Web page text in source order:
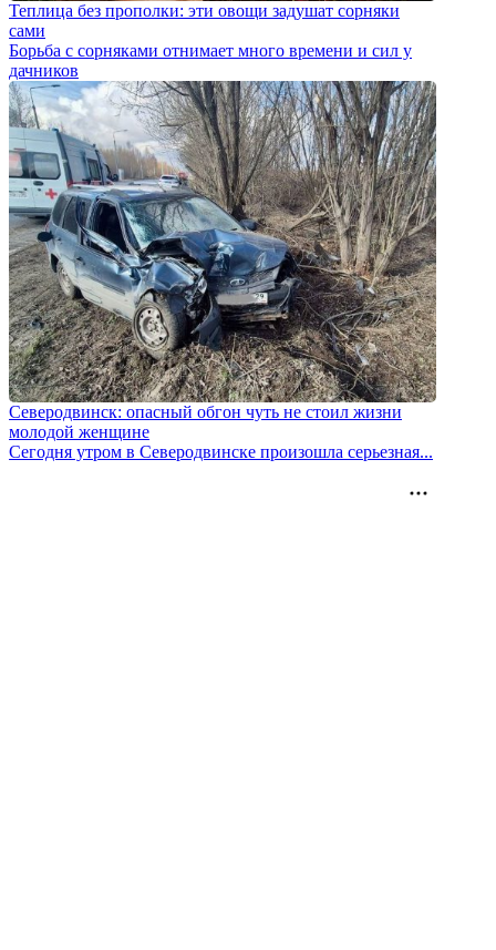
Теплица без прополки: эти овощи задушат сорняки
сами
Борьба с сорняками отнимает много времени и сил у
дачников
Северодвинск: опасный обгон чуть не стоил жизни
молодой женщине
Сегодня утром в Северодвинске произошла серьезная...